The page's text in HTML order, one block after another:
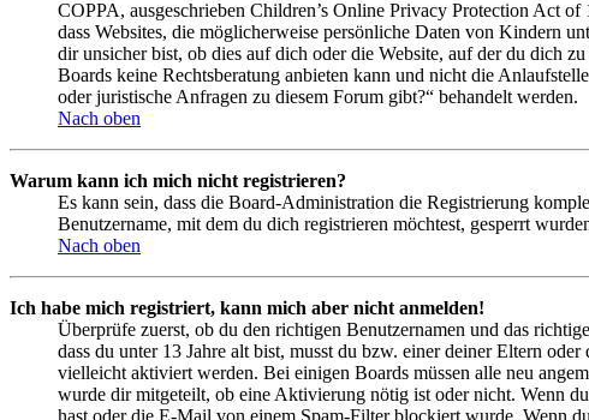
COPPA, ausgeschrieben Children’s Online Privacy Protection Act
dass Websites, die möglicherweise persönliche Daten von Kindern
dir unsicher bist, ob dies auf dich oder die Website, auf der du dich
Boards keine Rechtsberatung anbieten kann und nicht die
oder juristische Anfragen zu diesem Forum gibt?“ behandelt werden.
Nach oben
Warum kann ich mich nicht registrieren?
Es kann sein, dass die Board-Administration die Registrierung
Benutzername, mit dem du dich registrieren möchtest, gesperrt
Nach oben
Ich habe mich registriert, kann mich aber nicht anmelden!
Überprüfe zuerst, ob du den richtigen Benutzernamen und das
dass du unter 13 Jahre alt bist, musst du bzw. einer deiner Eltern
vielleicht aktiviert werden. Bei einigen Boards müssen alle neu
wurde dir mitgeteilt, ob eine Aktivierung nötig ist oder nicht. Wenn
hast oder die E-Mail von einem Spam-Filter blockiert wurde. Wenn